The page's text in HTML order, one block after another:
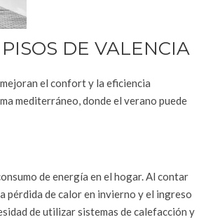
DE VALENCIA
el confort y la eficiencia
mediterráneo, donde el verano puede
de energía en el hogar. Al contar
pérdida de calor en invierno y el ingreso
de utilizar sistemas de calefacción y